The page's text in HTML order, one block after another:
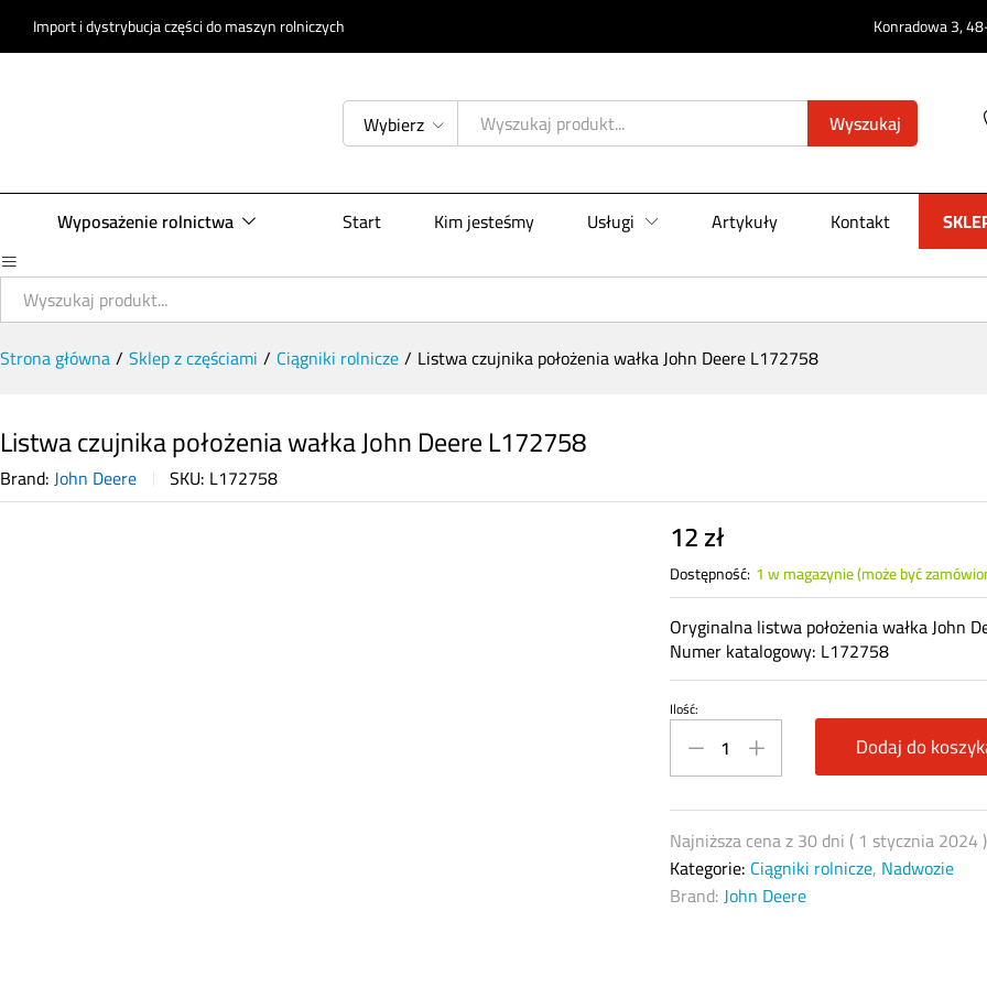
Import i dystrybucja części do maszyn rolniczych Konradowa 3,
Wybierz Wyszukaj
Wyposażenie rolnictwa Start Kim jesteśmy Usługi Artykuły Kontakt
Wybierz
Strona główna/ Sklep z częściami / Ciągniki rolnicze/ Listwa czujnika położenia wałka John Deere L172758
Listwa czujnika położenia wałka John Deere L172758
Brand:John Deere SKU: L172758
12zł
Dostępność: 1 w magazynie (może być
Oryginalna listwa położenia wałka John
Numer katalogowy: L172758
Listwa
czujnika
położenia
Deere
L172758
quantity
Ilość:
Dodaj do
Najniższa cena z 30 dni (1 stycznia 2024)
Kategorie: Ciągniki rolnicze, Nadwozie
Brand:John Deere
Opis produktu Specyfikacja Opinie (0)